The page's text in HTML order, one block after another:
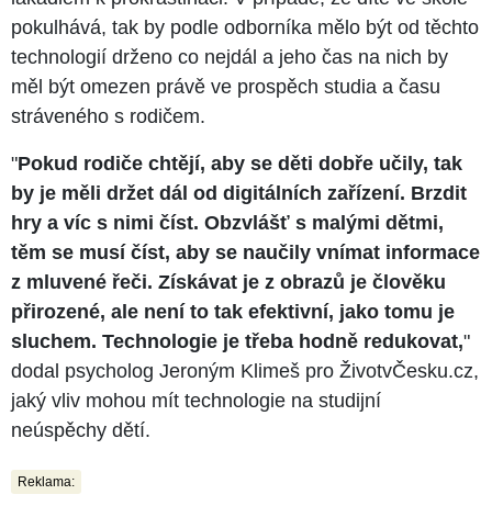
pokulhává, tak by podle odborníka mělo být od těchto
technologií drženo co nejdál a jeho čas na nich by
měl být omezen právě ve prospěch studia a času
stráveného s rodičem.
"Pokud rodiče chtějí, aby se děti dobře učily, tak
by je měli držet dál od digitálních zařízení. Brzdit
hry a víc s nimi číst. Obzvlášť s malými dětmi,
těm se musí číst, aby se naučily vnímat informace
z mluvené řeči. Získávat je z obrazů je člověku
přirozené, ale není to tak efektivní, jako tomu je
sluchem. Technologie je třeba hodně redukovat,"
dodal psycholog Jeroným Klimeš pro ŽivotvČesku.cz,
jaký vliv mohou mít technologie na studijní
neúspěchy dětí.
Reklama: